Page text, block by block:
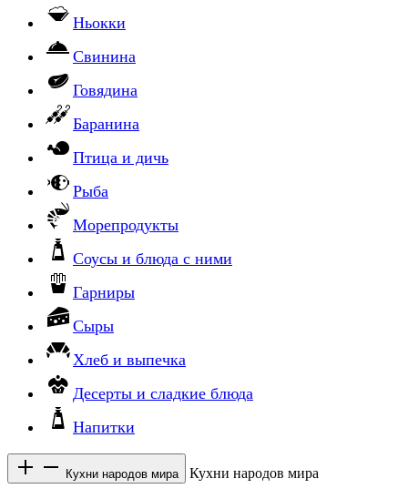
Ньокки
Свинина
Говядина
Баранина
Птица и дичь
Рыба
Морепродукты
Соусы и блюда с ними
Гарниры
Сыры
Хлеб и выпечка
Десерты и сладкие блюда
Напитки
Кухни народов мира Кухни народов мира